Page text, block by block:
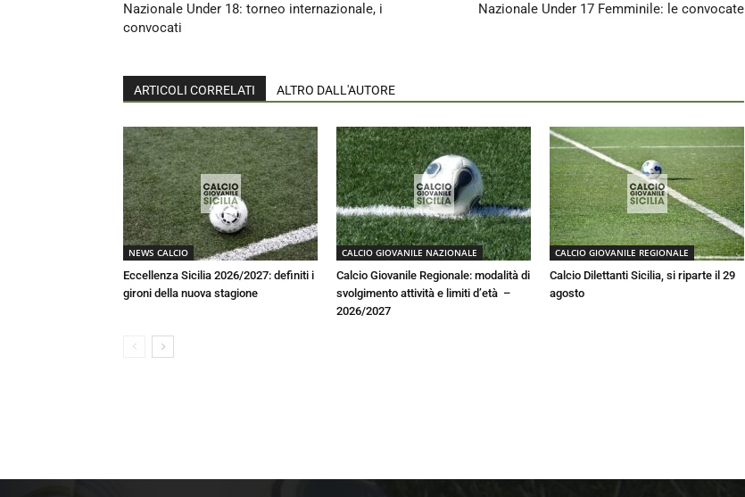
Nazionale Under 18: torneo internazionale, i
convocati
Nazionale Under 17 Femminile: le convocate
ARTICOLI CORRELATI ALTRO DALL'AUTORE
NEWS CALCIO
Eccellenza Sicilia 2026/2027: definiti i
gironi della nuova stagione
CALCIO GIOVANILE NAZIONALE
Calcio Giovanile Regionale: modalità di
svolgimento attività e limiti d’età –
2026/2027
CALCIO GIOVANILE REGIONALE
Calcio Dilettanti Sicilia, si riparte il 29
agosto